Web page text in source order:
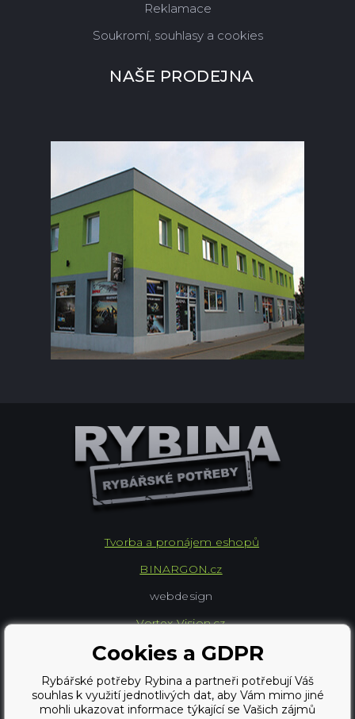
Reklamace
Soukromí, souhlasy a cookies
NAŠE PRODEJNA
Copyright © 2009 - 2026,
Rybářské potřeby Rybina
Tvorba a pronájem eshopů
BINARGON.cz
webdesign
Vortex Vision.cz
Cookies a GDPR
Rybářské potřeby Rybina a partneři potřebují Váš
souhlas k využití jednotlivých dat, aby Vám mimo jiné
mohli ukazovat informace týkající se Vašich zájmů